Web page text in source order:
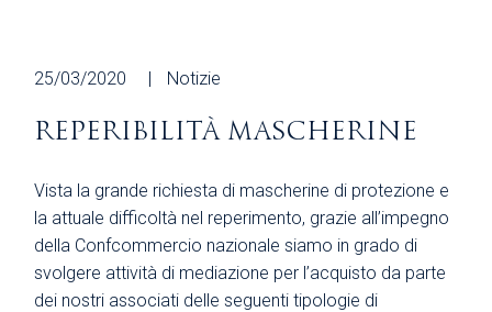
25/03/2020 Notizie
REPERIBILITÀ MASCHERINE
Vista la grande richiesta di mascherine di protezione e
la attuale difficoltà nel reperimento, grazie all’impegno
della Confcommercio nazionale siamo in grado di
svolgere attività di mediazione per l’acquisto da parte
dei nostri associati delle seguenti tipologie di